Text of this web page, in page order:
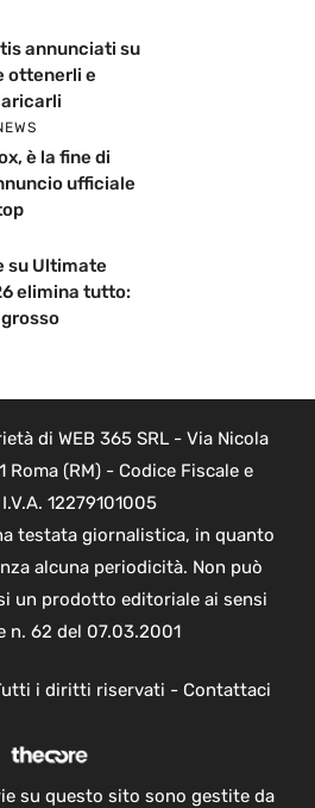
annunciati su
ottenerli e
è la fine di
ufficiale
su Ultimate
elimina tutto:
di WEB 365 SRL - Via Nicola
Roma (RM) - Codice Fiscale e
12279101005
testata giornalistica, in quanto
alcuna periodicità. Non può
un prodotto editoriale ai sensi
n. 62 del 07.03.2001
i diritti riservati - Contattaci
su questo sito sono gestite da